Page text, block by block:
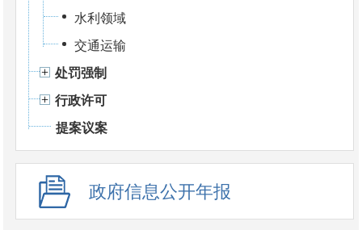
水利领域
交通运输
处罚强制
行政许可
提案议案
政府信息公开年报